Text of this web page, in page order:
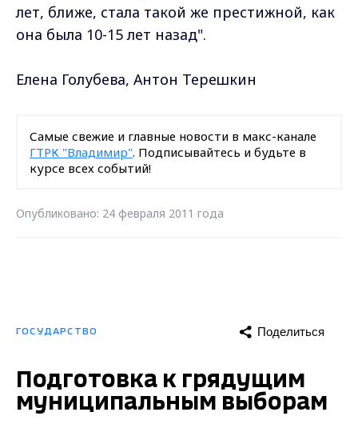
лет, ближе, стала такой же престижной, как
она была 10-15 лет назад".
Елена Голубева, Антон Терешкин
Самые свежие и главные новости в макс-канале
ГТРК "Владимир". Подписывайтесь и будьте в
курсе всех событий!
Опубликовано: 24 февраля 2011 года
ГОСУДАРСТВО Поделиться
Подготовка к грядущим
муниципальным выборам